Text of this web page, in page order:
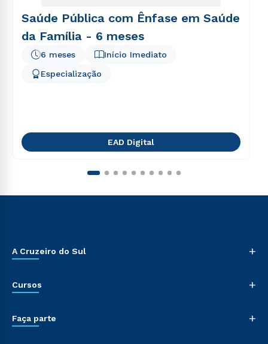
Saúde Pública com Ênfase em Saúde
da Família - 6 meses
Início Imediato
6 meses
Especialização
EAD Digital
A Cruzeiro do Sul +
Cursos +
Faça parte +